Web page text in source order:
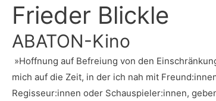
Frie­der Blickle
ABA­TON-Kino
»Hoff­nung auf Befrei­ung von den
mich auf die Zeit, in der ich nah mit
Regisseur:innen oder Schauspieler:innen,